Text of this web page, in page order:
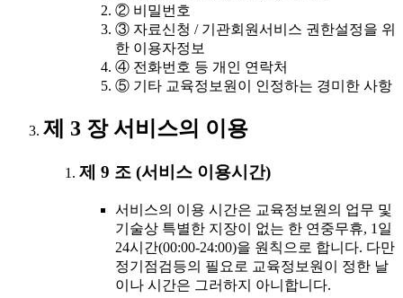
② 비밀번호
③ 자료신청 / 기관회원서비스 권한설정을 위
한 이용자정보
④ 전화번호 등 개인 연락처
⑤ 기타 교육정보원이 인정하는 경미한 사항
제 3 장 서비스의 이용
제 9 조 (서비스 이용시간)
서비스의 이용 시간은 교육정보원의 업무 및
기술상 특별한 지장이 없는 한 연중무휴, 1일
24시간(00:00-24:00)을 원칙으로 합니다. 다만
정기점검등의 필요로 교육정보원이 정한 날
이나 시간은 그러하지 아니합니다.